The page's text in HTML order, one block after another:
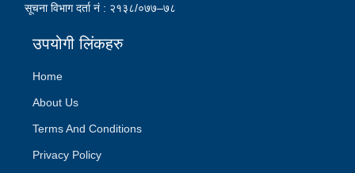
सूचना विभाग दर्ता नं : २१३८/०७७–७८
उपयोगी लिंकहरु
Home
About Us
Terms And Conditions
Privacy Policy